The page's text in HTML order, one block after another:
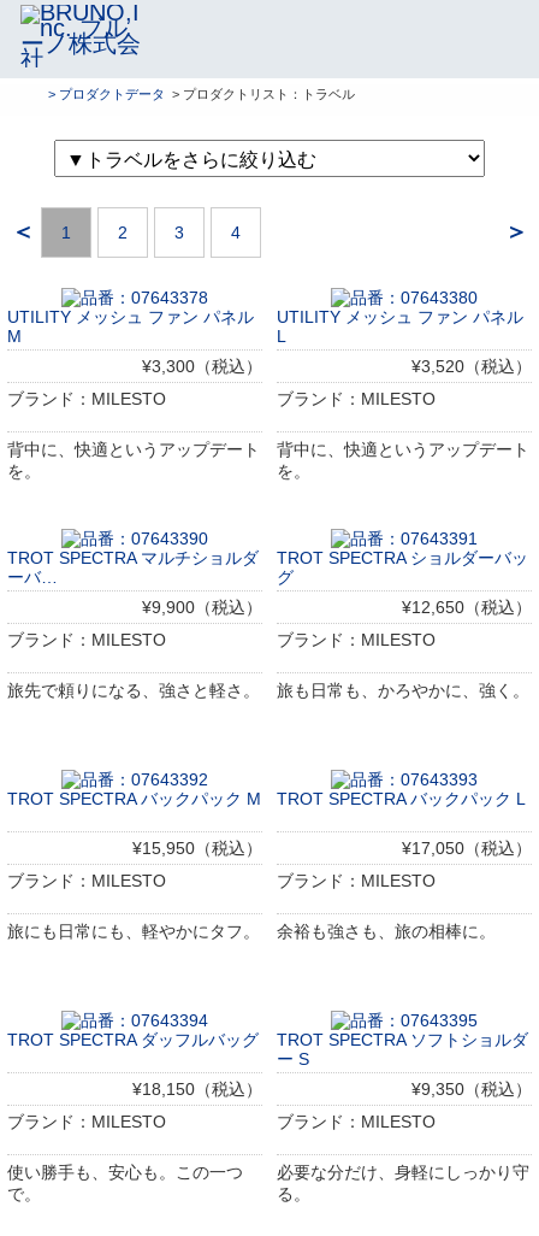
> プロダクトデータ > プロダクトリスト：トラベル
1 2 3 4
＜ ＞
UTILITY メッシュ ファン パネル
M
¥3,300（税込）
ブランド：MILESTO
背中に、快適というアップデート
を。
UTILITY メッシュ ファン パネル
L
¥3,520（税込）
ブランド：MILESTO
背中に、快適というアップデート
を。
TROT SPECTRA マルチショルダ
ーバ…
¥9,900（税込）
ブランド：MILESTO
旅先で頼りになる、強さと軽さ。
TROT SPECTRA ショルダーバッ
グ
¥12,650（税込）
ブランド：MILESTO
旅も日常も、かろやかに、強く。
TROT SPECTRA バックパック M
¥15,950（税込）
ブランド：MILESTO
旅にも日常にも、軽やかにタフ。
TROT SPECTRA バックパック L
¥17,050（税込）
ブランド：MILESTO
余裕も強さも、旅の相棒に。
TROT SPECTRA ダッフルバッグ
¥18,150（税込）
ブランド：MILESTO
使い勝手も、安心も。この一つ
で。
TROT SPECTRA ソフトショルダ
ー S
¥9,350（税込）
ブランド：MILESTO
必要な分だけ、身軽にしっかり守
る。